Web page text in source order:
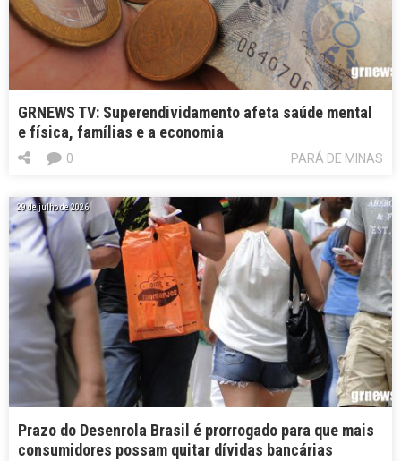
GRNEWS TV: Superendividamento afeta saúde mental
e física, famílias e a economia
PARÁ DE MINAS
0
29 de julho de 2026
Prazo do Desenrola Brasil é prorrogado para que mais
consumidores possam quitar dívidas bancárias